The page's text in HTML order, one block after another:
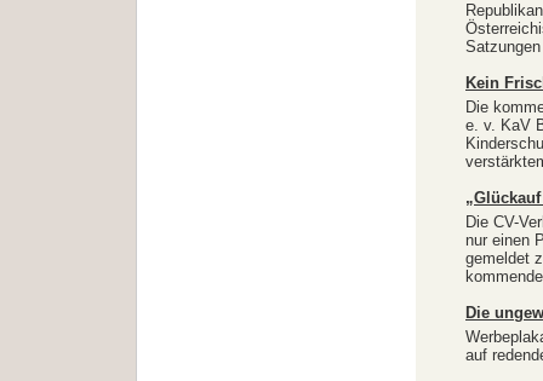
Kein
Die
e. v. KaV
Die CV-
nur einen
gemeldet
Die
auf